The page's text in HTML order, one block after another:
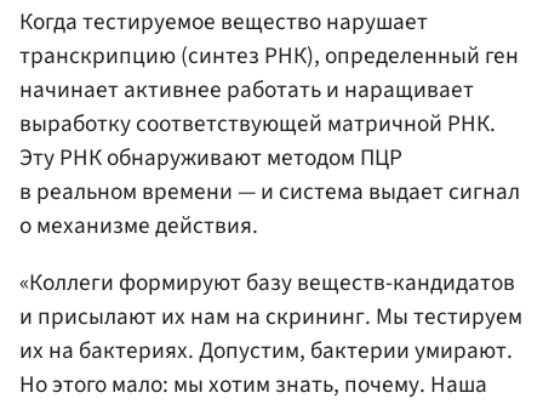
Когда тестируемое вещество нарушает
транскрипцию (синтез РНК), определенный ген
начинает активнее работать и наращивает
выработку соответствующей матричной РНК.
Эту РНК обнаруживают методом ПЦР
в реальном времени — и система выдает сигнал
о механизме действия.
«Коллеги формируют базу веществ-кандидатов
и присылают их нам на скрининг. Мы тестируем
их на бактериях. Допустим, бактерии умирают.
Но этого мало: мы хотим знать, почему. Наша